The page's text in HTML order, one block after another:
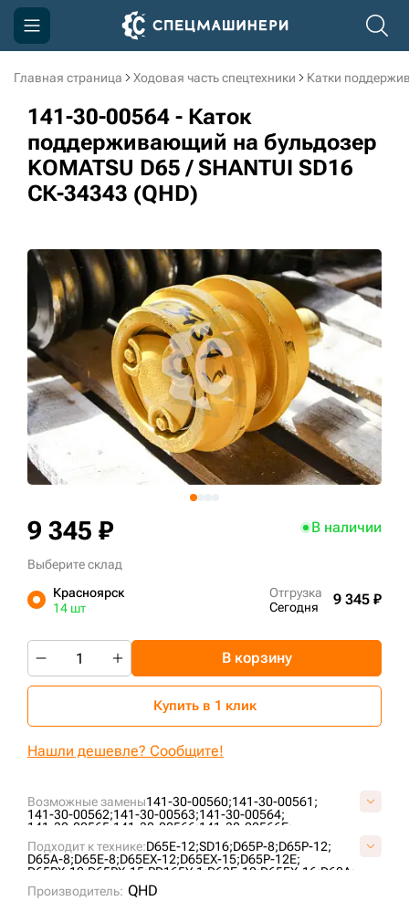
Главная страница Ходовая часть спецтехники Катки
141-30-00564 - Каток
поддерживающий на бульдозер
KOMATSU D65 / SHANTUI SD16
СК-34343 (QHD)
Возможные замены141-30-00560;141-30-00561;
141-30-00562;141-30-00563;141-30-00564;
141-30-00565;141-30-00566;141-30-00566E;
144-81-30050;
144-81-30051; 144-81-30052;
144-81-30053;144-81-30054;14X-30-00140;
14X-30-00141;14X-30-00142;14X-30-00143;
14X-30-15001;16Y-40-06000;
Подходит к технике:D65E-12;SD16;D65P-8;D65P-12;
D65A-8;D65E-8;D65EX-12;D65EX-15;D65P-12E;
D65PX-12;D65PX-15;PD165Y-1;D63E-12;D65EX-16;D60A;
TA1602;
ZD160;
Производитель: QHD
9 345 ₽ В наличии
Выберите склад
Красноярск
14 шт
Отгрузка
Сегодня
9 345 ₽
В корзину
Купить в 1 клик
Нашли дешевле? Сообщите!
Компания
Акции
Доставка и оплата
Информация
3D тур по производству
3D тур по складам
sksale@skdst.ru
+7 (499) 394-50-93